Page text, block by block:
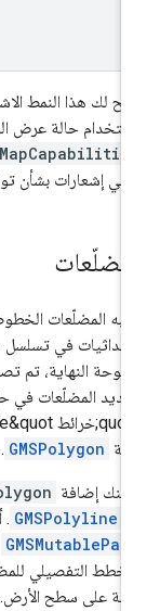
لك هذا النمط
حالة عرض
إشعارات بشأن توفّر
المضلّعات الخطوط
في تسلسل
النهاية، تم
المضلّعات في حزمة
GMSPolygon
.
إضافة
GMSPolyline
.
التفصيلي
على سطح الأرض.